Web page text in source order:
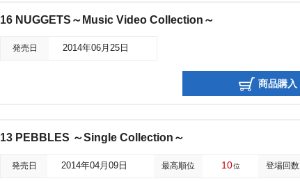
16 NUGGETS～Music Video Collection～
発売日 2014年06月25日
商品購入
13 PEBBLES ～Single Collection～
発売日 2014年04月09日 最高順位 10位 登場回数